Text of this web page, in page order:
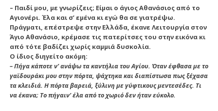
– Παιδί μου, με γνωρίζεις; Είμαι ο άγιος Αθανάσιος από το
Αγιονέρι. Έλα και σ’ εμένα κι εγώ θα σε γιατρέψω.
Πράγματι, επέστρεψε στην Ελλάδα, έκανε Λειτουργία στον
Άγιο Αθανάσιο, κρέμασε τις πατερίτσες του στην εικόνα κι
από τότε βαδίζει χωρίς καμμιά δυσκολία.
Ο ίδιος διηγείτο ακόμη:
– Πήγα κάποτε ν’ ανάψω τα καντήλια του Αγίου. Όταν έφθασα με το
γαϊδουράκι μου στην πόρτα, ψάχτηκα και διαπίστωσα πως ξέχασα
τα κλειδιά. Η πόρτα βαρειά, ξύλινη με γύφτικους μεντεσέδες. Τι
να έκανα; Το πήγαιν’ έλα από το χωριό δεν ήταν εύκολο.